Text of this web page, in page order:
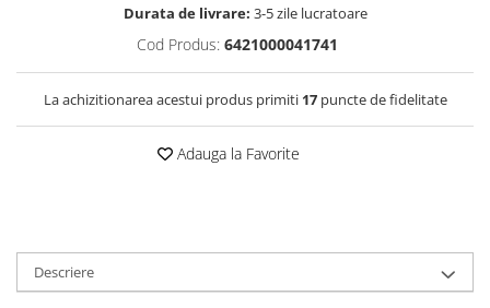
Durata de livrare: 3-5 zile lucratoare
Cod Produs: 6421000041741
La achizitionarea acestui produs primiti 17puncte de fidelitate
Adauga la Favorite
Descriere